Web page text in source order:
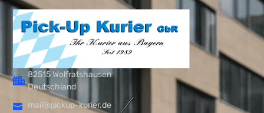
82515 Wolfratshausen
Deutschland
mail@pickup-kurier.de